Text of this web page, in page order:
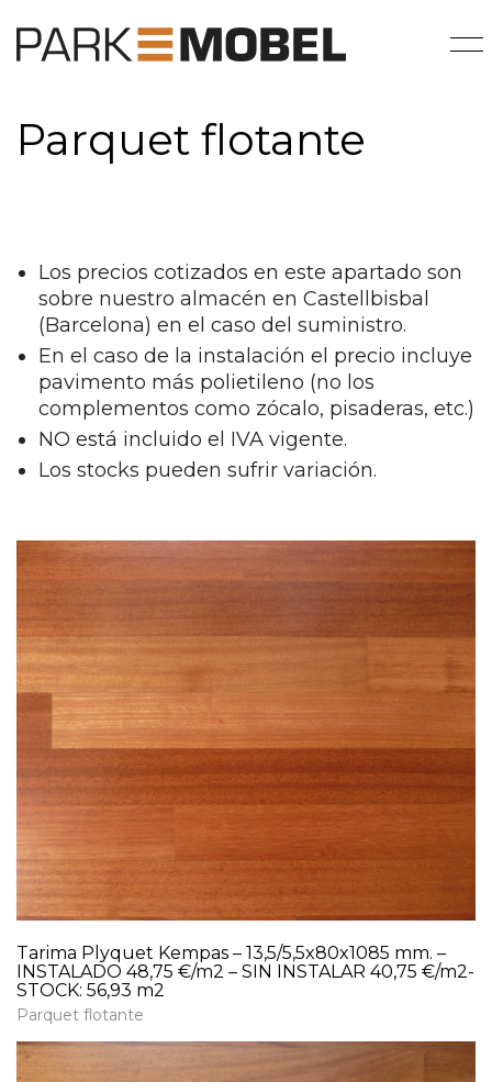
Parquet flotante
Los precios cotizados en este apartado son
sobre nuestro almacén en Castellbisbal
(Barcelona) en el caso del suministro.
En el caso de la instalación el precio incluye
pavimento más polietileno (no los
complementos como zócalo, pisaderas, etc.)
NO está incluido el IVA vigente.
Los stocks pueden sufrir variación.
Tarima Plyquet Kempas – 13,5/5,5x80x1085 mm. –
INSTALADO 48,75 €/m2 – SIN INSTALAR 40,75 €/m2-
STOCK: 56,93 m2
Parquet flotante